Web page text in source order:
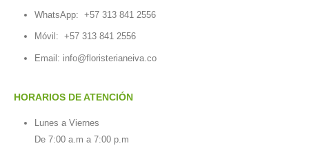
WhatsApp: +57 313 841 2556
Móvil: +57 313 841 2556
Email: info@floristerianeiva.co
HORARIOS DE ATENCIÓN
Lunes a Viernes
De 7:00 a.m a 7:00 p.m